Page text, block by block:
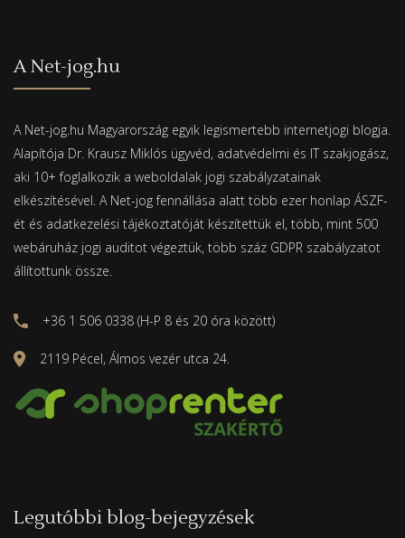
A Net-jog.hu
A Net-jog.hu Magyarország egyik legismertebb internetjogi blogja.
Alapítója Dr. Krausz Miklós ügyvéd, adatvédelmi és IT szakjogász,
aki 10+ foglalkozik a weboldalak jogi szabályzatainak
elkészítésével. A Net-jog fennállása alatt több ezer honlap ÁSZF-
ét és adatkezelési tájékoztatóját készítettük el, több, mint 500
webáruház jogi auditot végeztük, több száz GDPR szabályzatot
állítottunk össze.
+36 1 506 0338 (H-P 8 és 20 óra között)
2119 Pécel, Álmos vezér utca 24.
Legutóbbi blog-bejegyzések